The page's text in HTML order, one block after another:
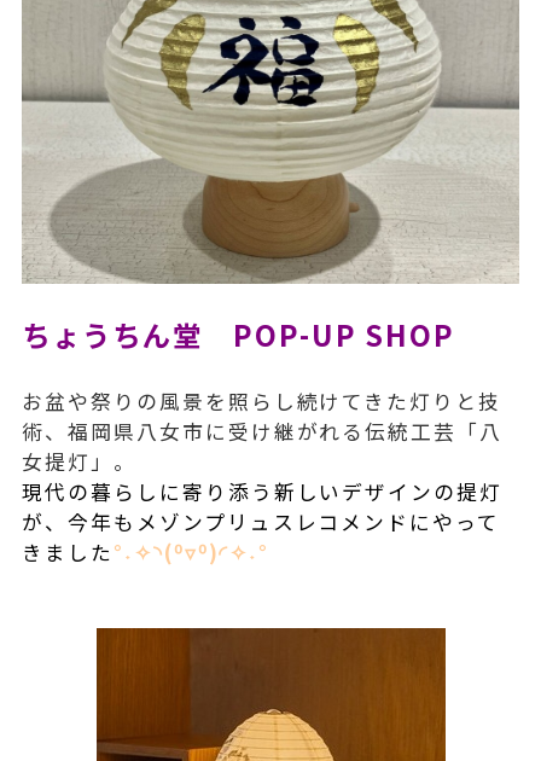
ちょうちん堂 POP-UP SHOP
お盆や祭りの風景を照らし続けてきた灯り と技
術、 福岡県八女市に受け継がれる伝統工芸「八
女提灯」。
現代の暮らしに寄り添う新しいデザインの提灯
が、今年もメゾンプリュスレコメンドにやって
きました°˖✧◝(⁰▿⁰)◜✧˖°